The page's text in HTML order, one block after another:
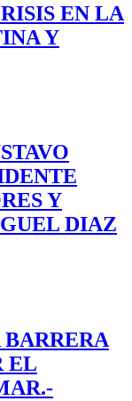
EN LA
Y
Y
DIAZ
BARRERA
EL